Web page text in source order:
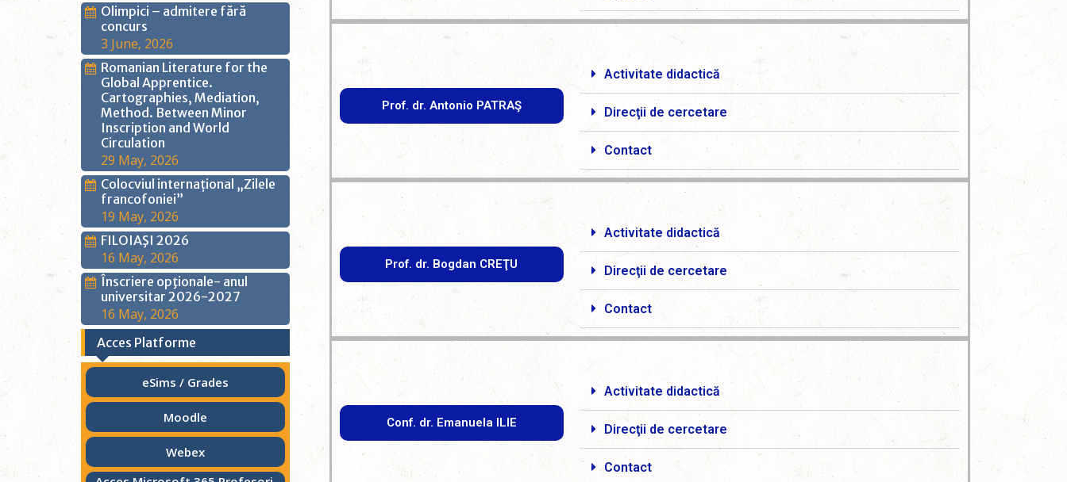
Prof. dr. Antonio PATRAŞ
Activitate didactică
Direcţii de cercetare
Contact
Prof. dr. Bogdan CREŢU
Activitate didactică
Direcţii de cercetare
Contact
Conf. dr. Emanuela ILIE
Activitate didactică
Direcţii de cercetare
Contact
Olimpici – admitere fără
concurs
3 June, 2026
Romanian Literature for the
Global Apprentice.
Cartographies, Mediation,
Method. Between Minor
Inscription and World
Circulation
29 May, 2026
Colocviul internațional „Zilele
francofoniei”
19 May, 2026
FILOIAŞI 2026
16 May, 2026
Înscriere opţionale- anul
universitar 2026-2027
16 May, 2026
Acces Platforme
eSims / Grades
Moodle
Webex